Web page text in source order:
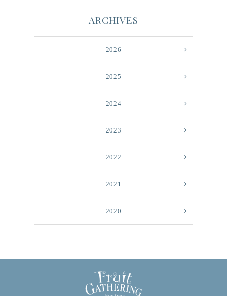
ARCHIVES
2026
2025
2024
2023
2022
2021
2020